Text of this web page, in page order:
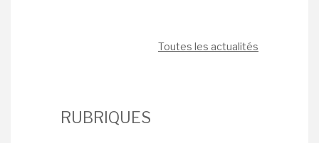
Toutes les actualités
RUBRIQUES